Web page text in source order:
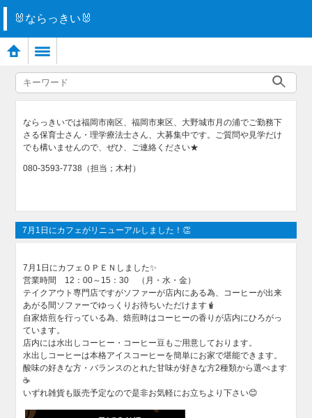
🐰ならっきい🐰
ならっきいでは福岡市南区、福岡市東区、大野城市月の浦でご勤務下
さる保育士さん・理学療法士さん、大募集中です。ご質問や見学だけ
でも構いませんので、ぜひ、ご連絡ください★
080-3593-7738（担当；木村）
7月1日にカフェがリニューアルしました！👏
7月1日にカフェＯＰＥＮしました✨
営業時間 12：00～15：30 （月・水・金）
テイクアウト専門店ですがソファーが店内にある為、コーヒーが出来
あがる間ソファーでゆっくりお待ちいただけます🧋
自家焙煎を行っている為、焙煎時はコーヒーの香りが店内にひろがっ
ています。
店内には水出しコーヒー・コーヒー豆もご用意しております。
水出しコーヒーは本格アイスコーヒーを簡単にお家で堪能できます。
酸味の好きな方・バランスのとれた甘味が好きな方2種類から選べます
☕
いずれ雑貨も販売予定なので是非お気軽にお立ちより下さい😊